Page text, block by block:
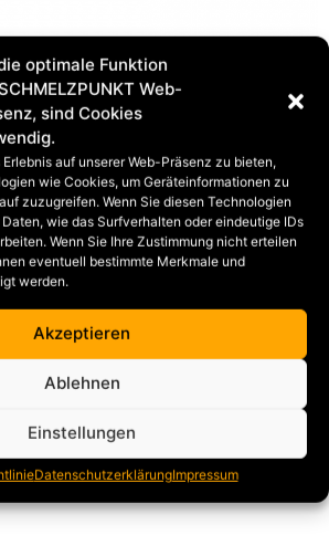
optimale Funktion
Web-
sind Cookies
auf unserer Web-Präsenz zu bieten,
wie Cookies, um Geräteinformationen zu
zuzugreifen. Wenn Sie diesen Technologien
wie das Surfverhalten oder eindeutige IDs
Wenn Sie Ihre Zustimmung nicht erteilen
eventuell bestimmte Merkmale und
werden.
Akzeptieren
Ablehnen
Einstellungen
DatenschutzerklärungImpressum